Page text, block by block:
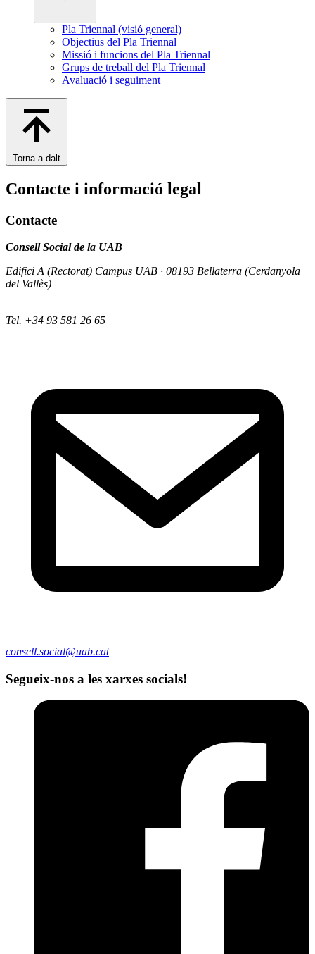
Pla Triennal (visió general)
Objectius del Pla Triennal
Missió i funcions del Pla Triennal
Grups de treball del Pla Triennal
Avaluació i seguiment
Torna a dalt
Contacte i informació legal
Contacte
Consell Social de la UAB
Edifici A (Rectorat) Campus UAB · 08193 Bellaterra (Cerdanyola
del Vallès)
Tel. +34 93 581 26 65
consell.social@uab.cat
Segueix-nos a les xarxes socials!